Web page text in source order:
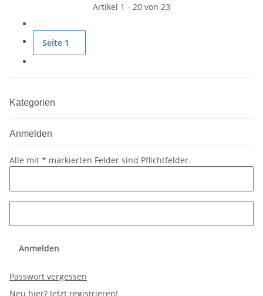
Artikel 1 - 20 von 23
Seite 1
Kategorien
Anmelden
Alle mit * markierten Felder sind Pflichtfelder.
Anmelden
Passwort vergessen
Neu hier? Jetzt registrieren!